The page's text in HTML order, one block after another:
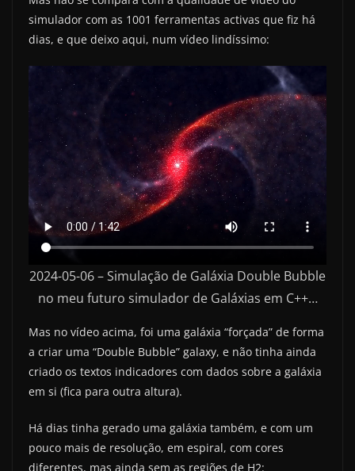
simulador com as 1001 ferramentas activas que fiz há
dias, e que deixo aqui, num vídeo lindíssimo:
2024-05-06 – Simulação de Galáxia Double Bubble
no meu futuro simulador de Galáxias em C++…
Mas no vídeo acima, foi uma galáxia “forçada” de forma
a criar uma “Double Bubble” galaxy, e não tinha ainda
criado os textos indicadores com dados sobre a galáxia
em si (fica para outra altura).
Há dias tinha gerado uma galáxia também, e com um
pouco mais de resolução, em espiral, com cores
diferentes, mas ainda sem as regiões de H2: